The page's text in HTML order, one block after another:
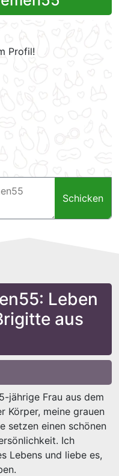
Profil!
Schicken
Leben
aus
jährige Frau aus dem
Körper, meine grauen
setzen einen schönen
Ich
Lebens und liebe es,